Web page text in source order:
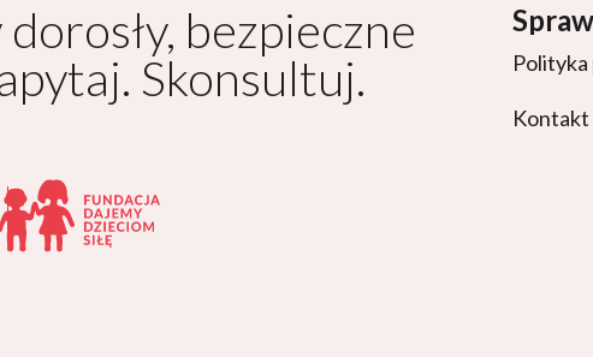
bezpieczne
Skonsultuj.
Kontakt